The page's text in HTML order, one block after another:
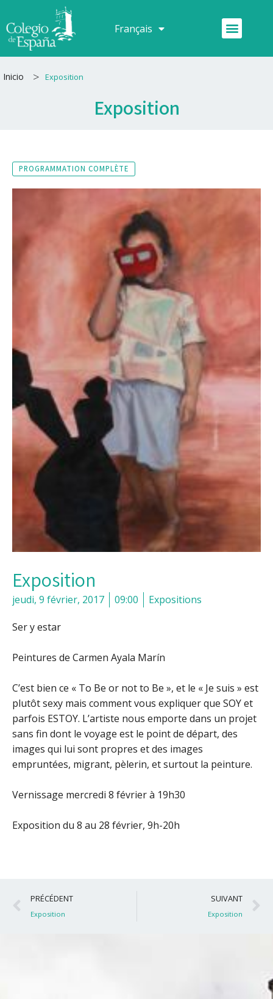
au
contenu
Français
Español Menu
Inicio > Exposition
Exposition
PROGRAMMATION COMPLÈTE
Exposition
jeudi, 9 février, 2017 09:00 Expositions
Ser y estar
Peintures de Carmen Ayala Marín
C’est bien ce « To Be or not to Be », et le « Je suis » est
plutôt sexy mais comment vous expliquer que SOY et
parfois ESTOY. L’artiste nous emporte dans un projet
sans fin dont le voyage est le point de départ, des
images qui lui sont propres et des images
empruntées, migrant, pèlerin, et surtout la peinture.
Vernissage mercredi 8 février à 19h30
Exposition du 8 au 28 février, 9h-20h
Précédent
PRÉCÉDENT
Exposition
SUIVANT
Exposition